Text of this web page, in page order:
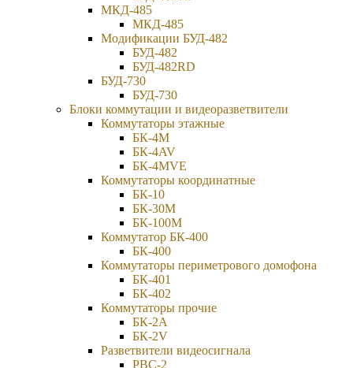
МКД-485
МКД-485
Модификации БУД-482
БУД-482
БУД-482RD
БУД-730
БУД-730
Блоки коммутации и видеоразветвители
Коммутаторы этажные
БК-4М
БК-4AV
БК-4МVE
Коммутаторы координатные
БК-10
БК-30М
БК-100М
Коммутатор БК-400
БК-400
Коммутаторы периметрового домофона
БК-401
БК-402
Коммутаторы прочие
БК-2А
БК-2V
Разветвители видеосигнала
РВС-2